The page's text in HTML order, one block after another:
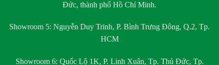
Đức, thành phố Hồ Chí Minh.
Showroom 5: Nguyễn Duy Trinh, P. Bình Trưng Đông, Q.2, Tp.
HCM
Showroom 6: Quốc Lộ 1K, P. Linh Xuân, Tp. Thủ Đức, Tp.